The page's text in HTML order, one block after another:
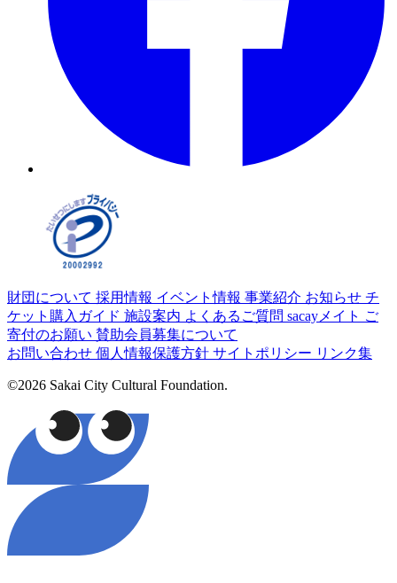
財団について 採用情報 イベント情報 事業紹介 お知らせ チ
ケット購入ガイド 施設案内 よくあるご質問 sacayメイト ご
寄付のお願い 賛助会員募集について
お問い合わせ 個人情報保護方針 サイトポリシー リンク集
©2026 Sakai City Cultural Foundation.